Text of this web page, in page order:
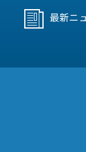
最新ニ